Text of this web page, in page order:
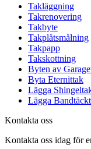
Takläggning
Takrenovering
Takbyte
Takplåtsmålning
Takpapp
Takskottning
Byten av
Byta Eternittak
Lägga
Lägga
Kontakta oss
Kontakta oss idag för